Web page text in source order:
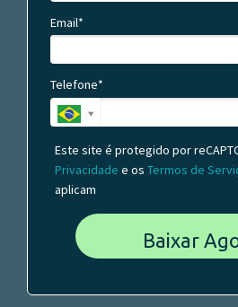
Email*
Telefone*
Este site é protegido por
Privacidade e os Termos de
aplicam
Baixar